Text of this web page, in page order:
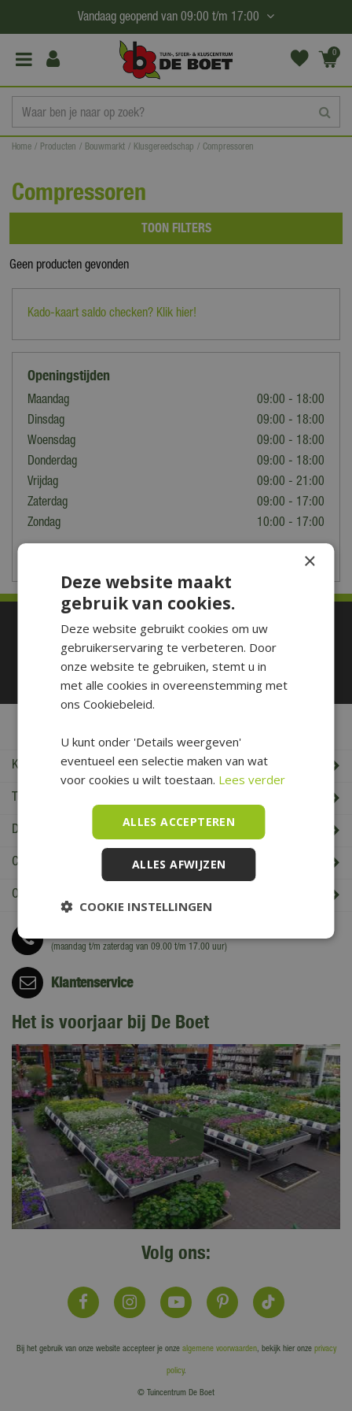
a
Home Producten Bouwmarkt Klusgereedschap Compressoren
Vandaag geopend van 09:00 t/m 17:00
0
(€0,
Compressoren
TOON FILTERS
Geen producten gevonden
Kado-kaart saldo checken? Klik hier!
Openingstijden
Maandag
09:00 - 18:00
Dinsdag
09:00 - 18:00
Woensdag
09:00 - 18:00
Donderdag
09:00 - 18:00
Vrijdag
09:00 - 21:00
Zaterdag
09:00 - 17:00
Zondag
10:00 - 17:00
Betaal makkelijk en veilig
Klantenservice
Tuincentrum De Boet
De Boet klantenkaart
Cadeaukaart saldo check
Openingstijden & Contact
(maandag t/m zaterdag van 09.00 t/m 17.00 uur)
Klantenservice
Het is voorjaar bij De Boet
Volg ons:
Bij het gebruik van onze website accepteer je onze algemene voorwaarden, bekijk hier onze privacy
policy.
© Tuincentrum De Boet
×
Deze website maakt
gebruik van cookies.
Deze website gebruikt cookies om uw
gebruikerservaring te verbeteren. Door
onze website te gebruiken, stemt u in
met alle cookies in overeenstemming met
ons Cookiebeleid.
U kunt onder 'Details weergeven'
eventueel een selectie maken van wat
voor cookies u wilt toestaan. Lees verder
ALLES ACCEPTEREN
ALLES AFWIJZEN
COOKIE INSTELLINGEN